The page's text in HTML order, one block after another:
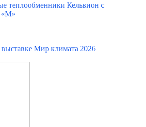
теплообменники Кельвион с
«М»
Мир климата 2026